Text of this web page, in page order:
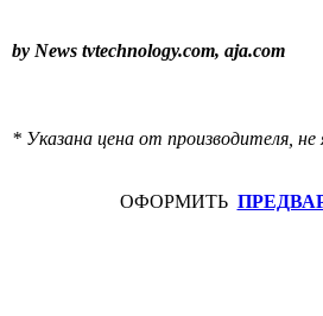
by News tvtechnology.com, aja.com
* Указана цена от производителя,
ОФОРМИТЬ